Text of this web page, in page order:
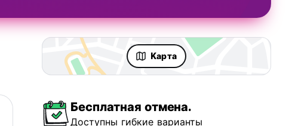
Kарта
Бесплатная отмена.
Доступны гибкие варианты